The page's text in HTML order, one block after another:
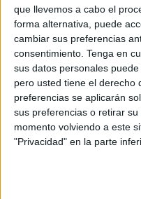
que llevemos a cabo el
forma alternativa, puede
cambiar sus preferencias
consentimiento. Tenga en
sus datos personales
pero usted tiene el derecho
preferencias se aplicarán
sus preferencias o retirar
momento volviendo a este
"Privacidad" en la parte
bronces), aunque han declarado
jurado de la nueva sección
premios, de los que 5 son soles de
Ver palmarés en ficheros adjuntos: